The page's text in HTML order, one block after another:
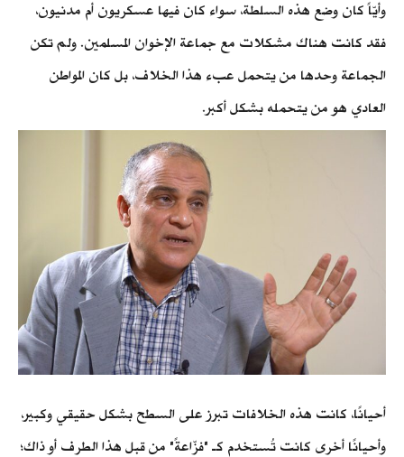
وأيّاً كان وضع هذه السلطة، سواء كان فيها عسكريون أم مدنيون،
فقد كانت هناك مشكلات مع جماعة الإخوان المسلمين. ولم تكن
الجماعة وحدها من يتحمل عبء هذا الخلاف، بل كان المواطن
العادي هو من يتحمله بشكل أكبر.
أحيانًا، كانت هذه الخلافات تبرز على السطح بشكل حقيقي وكبير،
وأحيانًا أخرى كانت تُستخدم كـ "فزّاعةً" من قبل هذا الطرف أو ذاك؛